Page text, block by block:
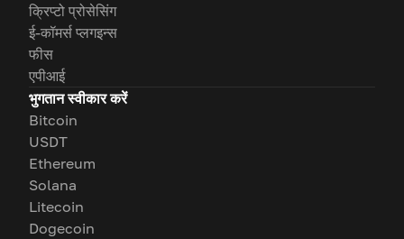
क्रिप्टो प्रोसेसिंग
ई-कॉमर्स प्लगइन्स
फीस
एपीआई
भुगतान स्वीकार करें
Bitcoin
USDT
Ethereum
Solana
Litecoin
Dogecoin